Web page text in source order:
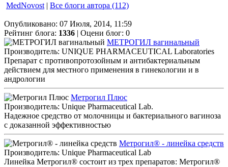
MedNovost | Все блоги автора (112)
Опубликовано: 07 Июля, 2014, 11:59
Рейтинг блога: 1336 | Оцени блог: 0
МЕТРОГИЛ вагинальный
Производитель: UNIQUE PHARMACEUTICAL Laboratories
Препарат с противопротозойным и антибактериальным
действием для местного применения в гинекологии и в
андрологии
Метрогил Плюс
Производитель: Unique Pharmaceutical Lab.
Надежное средство от молочницы и бактериального вагиноза
с доказанной эффективностью
Метрогил® - линейка средств
Производитель: Unique Pharmaceutical Lab
Линейка Метрогил® состоит из трех препаратов: Метрогил®